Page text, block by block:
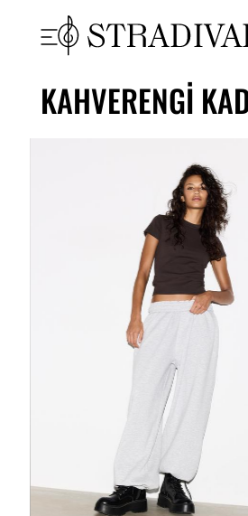
KAHVERENGI